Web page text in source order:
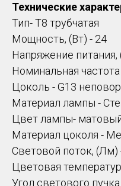
Технические
Тип- T8 трубчатая
Мощность, (Вт) - 24
Напряжение питания,
Номинальная частота
Цоколь - G13
Материал лампы -
Цвет лампы-
Материал цоколя -
Световой поток, (Лм)
Цветовая
Угол светового пучка